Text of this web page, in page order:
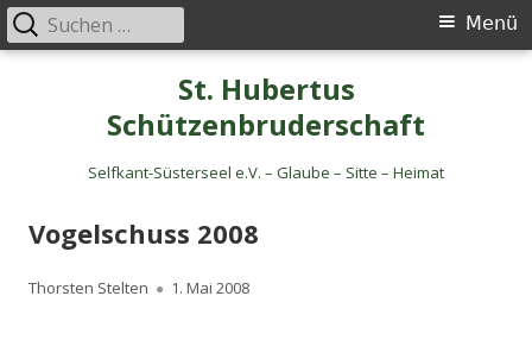
St. Hubertus
Schützenbruderschaft
Selfkant-Süsterseel e.V. – Glaube – Sitte – Heimat
Primäres
Menü
Suche
nach:
Vogelschuss 2008
Autor
Thorsten Stelten
Veröffentlicht
1. Mai 2008